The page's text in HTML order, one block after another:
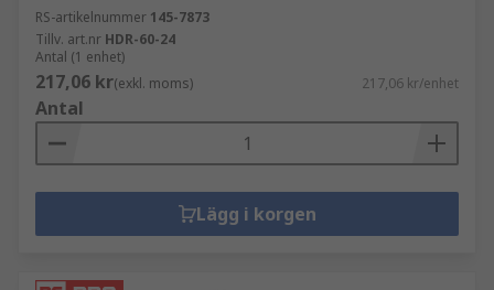
RS-artikelnummer 145-7873
Tillv. art.nr HDR-60-24
Antal (1 enhet)
217,06 kr(exkl. moms) 217,06 kr/enhet
Antal
Lägg i korgen